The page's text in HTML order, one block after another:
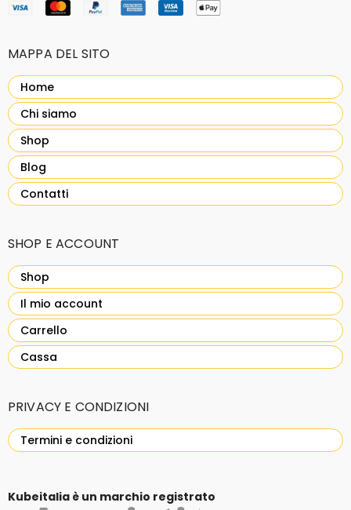
MAPPA DEL SITO
Home
Chi siamo
Shop
Blog
Contatti
SHOP E ACCOUNT
Shop
Il mio account
Carrello
Cassa
PRIVACY E CONDIZIONI
Termini e condizioni
Kubeitalia è un marchio registrato